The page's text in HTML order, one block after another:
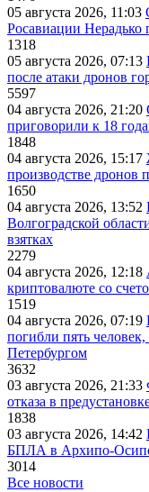
05 августа 2026, 11:03
Росавиации Нерадько
1318
05 августа 2026, 07:13
после атаки дронов
5597
04 августа 2026, 21:20
приговорили к 18
1848
04 августа 2026, 15:17
производстве дронов
1650
04 августа 2026, 13:52
Волгоградской
взятках
2279
04 августа 2026, 12:18
криптовалюте со
1519
04 августа 2026, 07:19
погибли пять
Петербургом
3632
03 августа 2026, 21:33
отказа в
1838
03 августа 2026, 14:42
БПЛА в Архипо-
3014
Все новости